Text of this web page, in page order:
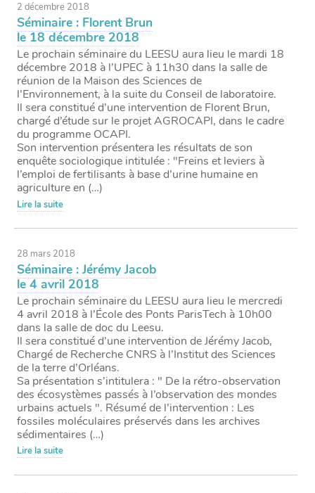
2 décembre 2018
Séminaire : Florent Brun
le 18 décembre 2018
Le prochain séminaire du LEESU aura lieu le mardi 18
décembre 2018 à l’UPEC à 11h30 dans la salle de
réunion de la Maison des Sciences de
l’Environnement, à la suite du Conseil de laboratoire.
Il sera constitué d’une intervention de Florent Brun,
chargé d’étude sur le projet AGROCAPI, dans le cadre
du programme OCAPI.
Son intervention présentera les résultats de son
enquête sociologique intitulée : "Freins et leviers à
l’emploi de fertilisants à base d’urine humaine en
agriculture en (…)
Lire la suite
28 mars 2018
Séminaire : Jérémy Jacob
le 4 avril 2018
Le prochain séminaire du LEESU aura lieu le mercredi
4 avril 2018 à l’École des Ponts ParisTech à 10h00
dans la salle de doc du Leesu.
Il sera constitué d’une intervention de Jérémy Jacob,
Chargé de Recherche CNRS à l’Institut des Sciences
de la terre d’Orléans.
Sa présentation s’intitulera : " De la rétro-observation
des écosystèmes passés à l’observation des mondes
urbains actuels ". Résumé de l’intervention : Les
fossiles moléculaires préservés dans les archives
sédimentaires (…)
Lire la suite